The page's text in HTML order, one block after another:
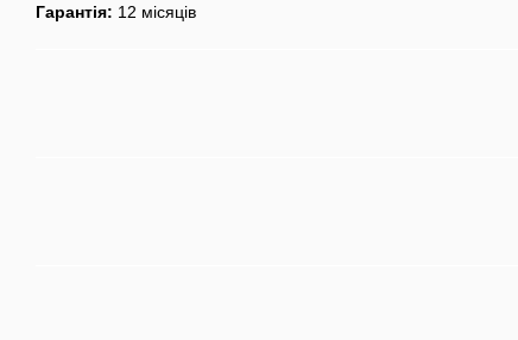
Гарантія: 12 місяців